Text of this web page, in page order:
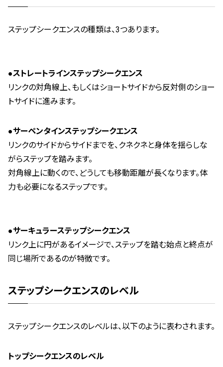
ステップシークエンスの種類は、3つあります。
●ストレートラインステップシークエンス
リンクの対角線上、もしくはショートサイドから反対側のショー
トサイドに進みます。
●サーペンタインステップシークエンス
リンクのサイドからサイドまでを、クネクネと身体を揺らしな
がらステップを踏みます。
対角線上に動くので、どうしても移動距離が長くなります。体
力も必要になるステップです。
●サーキュラーステップシークエンス
リンク上に円があるイメージで、ステップを踏む始点と終点が
同じ場所であるのが特徴です。
ステップシークエンスのレベル
ステップシークエンスのレベルは、以下のように表わされます。
トップシークエンスのレベル